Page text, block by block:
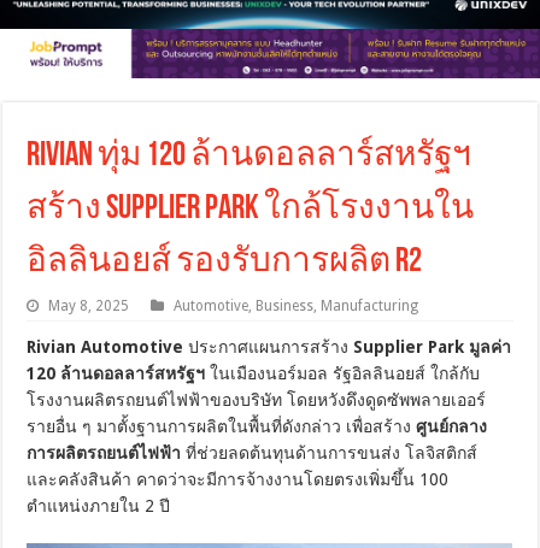
Rivian ทุ่ม 120 ล้านดอลลาร์สหรัฐฯ
สร้าง Supplier Park ใกล้โรงงานใน
อิลลินอยส์ รองรับการผลิต R2
May 8, 2025 Automotive Business Manufacturing
Rivian Automotive ประกาศแผนการสร้าง Supplier Park มูลค่า
120 ล้านดอลลาร์สหรัฐฯ ในเมืองนอร์มอล รัฐอิลลินอยส์ ใกล้กับ
โรงงานผลิตรถยนต์ไฟฟ้าของบริษัท โดยหวังดึงดูดซัพพลายเออร์
รายอื่น ๆ มาตั้งฐานการผลิตในพื้นที่ดังกล่าว เพื่อสร้างศูนย์กลาง
การผลิตรถยนต์ไฟฟ้า ที่ช่วยลดต้นทุนด้านการขนส่ง โลจิสติกส์
และคลังสินค้า คาดว่าจะมีการจ้างงานโดยตรงเพิ่มขึ้น 100
ตำแหน่งภายใน 2 ปี